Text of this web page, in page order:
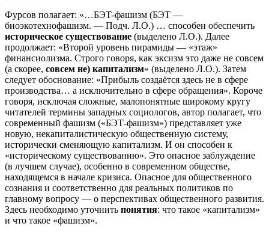
Фурсов полагает: «…БЭТ-фашизм (БЭТ —
биоэкотехнофашизм. — Подч. Л.О.) … способен обеспечить
историческое существование (выделено Л.О.). Далее
продолжает: «Второй уровень пирамиды — «этаж»
финансиолизма. Строго говоря, как эксизм это даже не совсем
(а скорее, совсем не) капитализм» (выделено Л.О.). Затем
следует обоснование: «Прибыль создаётся здесь не в сфере
производства… а исключительно в сфере обращения». Короче
говоря, исключая сложные, малопонятные широкому кругу
читателей термины западных социологов, автор полагает, что
современный фашизм («БЭТ-фашизм») представляет уже
новую, некапиталистическую общественную систему,
исторически сменяющую капитализм. И он способен к
«историческому существованию». Это опасное заблуждение
(в лучшем случае), особенно в современном обществе,
находящемся в начале кризиса. Опасное для общественного
сознания и соответственно для реальных политиков по
главному вопросу — о перспективах общественного развития.
Здесь необходимо уточнить понятия: что такое «капитализм»
и что такое «фашизм».